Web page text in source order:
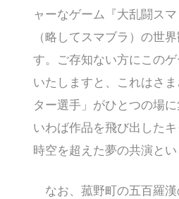
ャーなゲーム『大乱闘スマ
（略してスマブラ）の世
す。ご存知ない方にこの
いたしますと、これはさ
ター選手」がひとつの場に
いわば作品を飛び出したキ
時空を超えた夢の共演とい
なお、菰野町の五百羅